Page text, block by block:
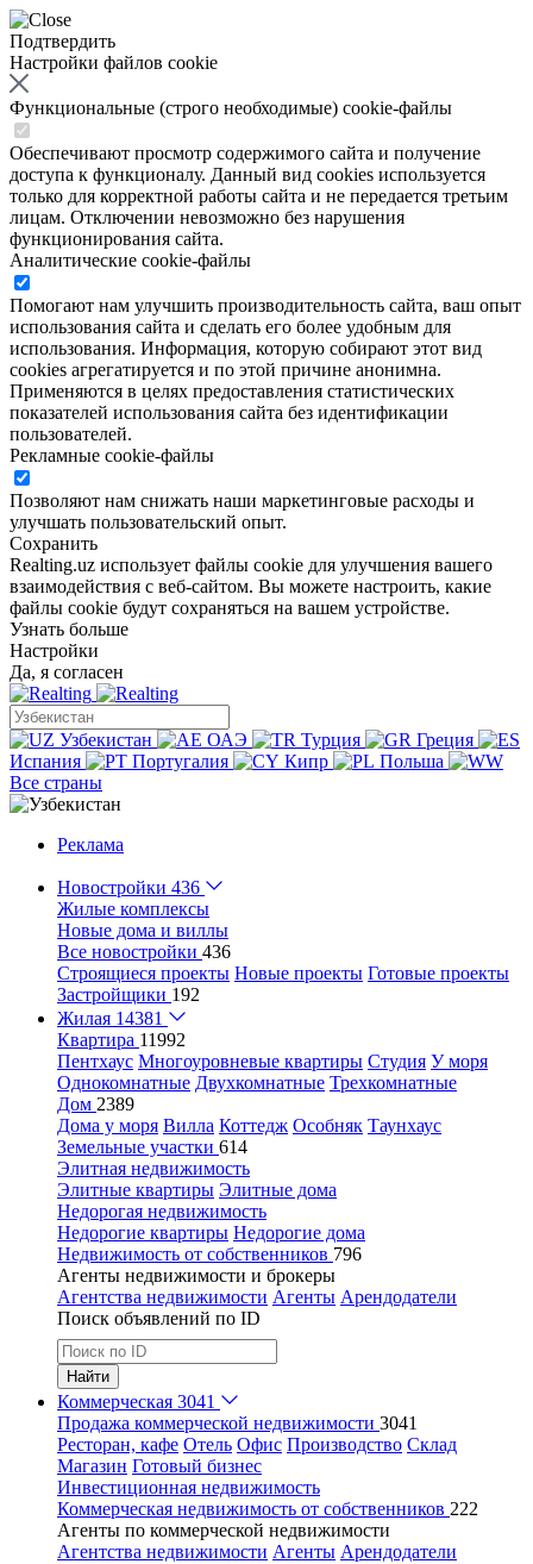
Подтвердить
Настройки файлов cookie
Функциональные (строго необходимые) cookie-файлы
Обеспечивают просмотр содержимого сайта и получение
доступа к функционалу. Данный вид cookies используется
только для корректной работы сайта и не передается третьим
лицам. Отключении невозможно без нарушения
функционирования сайта.
Аналитические cookie-файлы
Помогают нам улучшить производительность сайта, ваш опыт
использования сайта и сделать его более удобным для
использования. Информация, которую собирают этот вид
cookies агрегатируется и по этой причине анонимна.
Применяются в целях предоставления статистических
показателей использования сайта без идентификации
пользователей.
Рекламные cookie-файлы
Позволяют нам снижать наши маркетинговые расходы и
улучшать пользовательский опыт.
Сохранить
Realting.uz использует файлы cookie для улучшения вашего
взаимодействия с веб-сайтом. Вы можете настроить, какие
файлы cookie будут сохраняться на вашем устройстве.
Узнать больше
Настройки
Да, я согласен
Узбекистан ОАЭ Турция
Греция
Испания
Португалия Кипр
Польша
Все страны
Реклама
Новостройки 436
Жилые комплексы
Новые дома и виллы
Все новостройки 436
Строящиеся проекты Новые проекты Готовые проекты
Застройщики 192
Жилая 14381
Квартира 11992
Пентхаус Многоуровневые квартиры Студия У моря
Однокомнатные Двухкомнатные Трехкомнатные
Дом 2389
Дома у моря Вилла Коттедж Особняк Таунхаус
Земельные участки 614
Элитная недвижимость
Элитные квартиры Элитные дома
Недорогая недвижимость
Недорогие квартиры Недорогие дома
Недвижимость от собственников 796
Агенты недвижимости и брокеры
Агентства недвижимости Агенты Арендодатели
Поиск объявлений по ID
Найти
Коммерческая 3041
Продажа коммерческой недвижимости 3041
Ресторан, кафе Отель Офис Производство Склад
Магазин Готовый бизнес
Инвестиционная недвижимость
Коммерческая недвижимость от собственников 222
Агенты по коммерческой недвижимости
Агентства недвижимости Агенты Арендодатели